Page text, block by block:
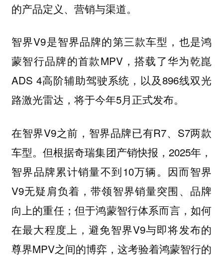
的产品定义、营销与渠道。
智界V9是智界品牌的第三款车型，也是鸿
蒙智行品牌的首款MPV，搭载了华为乾崑
ADS 4高阶辅助驾驶系统，以及896线双光
路激光雷达，将于今年5月正式发布。
在智界V9之前，智界品牌已有R7、S7两款
车型。但根据奇瑞集团产销快报，2025年，
智界品牌累计销量不到10万辆。因而智界
V9无疑肩负着，带领智界销量突围、品牌
向上的重任；但于鸿蒙智行体系而言，如何
在最大程度上，避免智界V9与即将发布的
尊界MPV之间的博弈，这考验着鸿蒙智行的